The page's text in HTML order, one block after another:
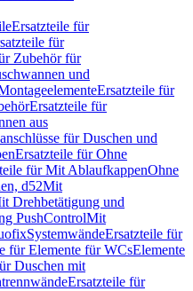
Ersatzteile für
für
Zubehör für
und
Ersatzteile für
Ersatzteile für
aus
für Duschen und
Ersatzteile für Ohne
für Mit AblaufkappenOhne
d52Mit
Drehbetätigung und
PushControlMit
SystemwändeErsatzteile für
für Elemente für WCsElemente
Duschen mit
Ersatzteile für